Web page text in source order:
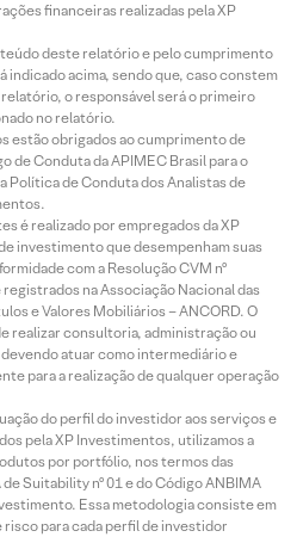
financeiras realizadas pela XP
deste relatório e pelo cumprimento
indicado acima, sendo que, caso constem
o responsável será o primeiro
no relatório.
estão obrigados ao cumprimento de
de Conduta da APIMEC Brasil para o
Política de Conduta dos Analistas de
é realizado por empregados da XP
investimento que desempenham suas
com a Resolução CVM nº
na Associação Nacional das
e Valores Mobiliários – ANCORD. O
realizar consultoria, administração ou
atuar como intermediário e
para a realização de qualquer operação
do perfil do investidor aos serviços e
pela XP Investimentos, utilizamos a
por portfólio, nos termos das
Suitability nº 01 e do Código ANBIMA
Essa metodologia consiste em
para cada perfil de investidor